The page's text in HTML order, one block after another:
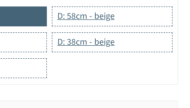
D: 58cm - beige
D: 38cm - beige